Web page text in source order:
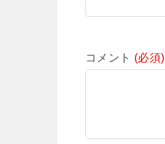
コメント (必須)